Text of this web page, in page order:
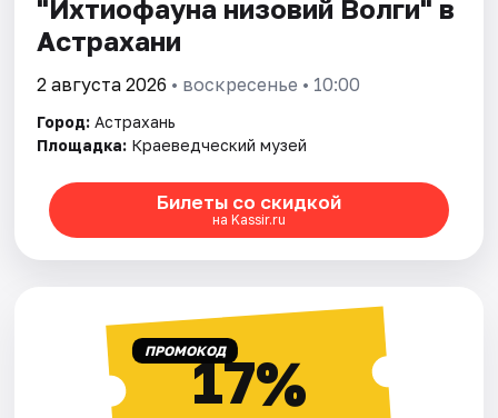
"Ихтиофауна низовий Волги" в
Астрахани
2 августа 2026 • воскресенье • 10:00
Город: Астрахань
Площадка: Краеведческий музей
Билеты со скидкой
на Kassir.ru
ПРОМОКОД17%